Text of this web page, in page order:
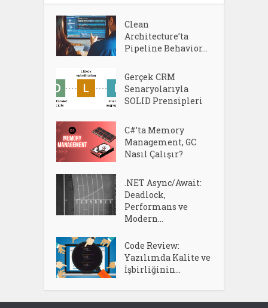
Clean
Architecture’ta
Pipeline Behavior...
Gerçek CRM
Senaryolarıyla
SOLID Prensipleri
C#’ta Memory
Management, GC
Nasıl Çalışır?
.NET Async/Await:
Deadlock,
Performans ve
Modern...
Code Review:
Yazılımda Kalite ve
İşbirliğinin...